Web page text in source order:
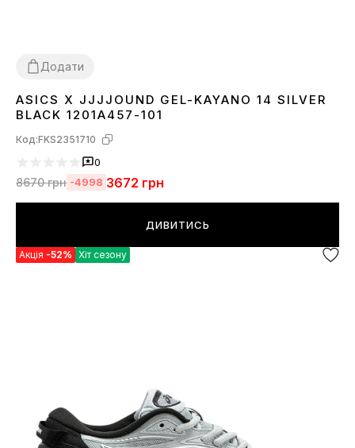
Додати
36 373839 40 41 424344 45
ASICS X JJJJOUND GEL-KAYANO 14 SILVER
BLACK 1201A457-101
Код:FKS2351710
0
8670грн -4998 3672 грн
ДИВИТИСЬ
Акція -52% Хіт сезону